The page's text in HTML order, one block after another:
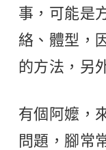
事，可能是
絡、體型，
的方法，另
有個阿嬤，
問題，腳常